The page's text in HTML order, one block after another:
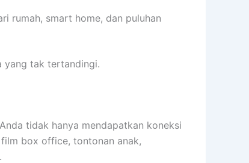
rumah, smart home, dan puluhan
yang tak tertandingi.
tidak hanya mendapatkan koneksi
box office, tontonan anak,